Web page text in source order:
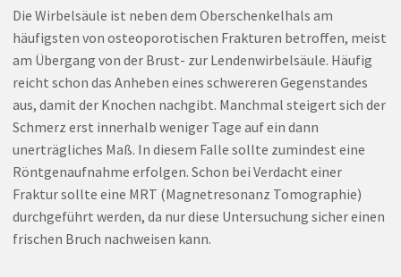
Die Wirbelsäule ist neben dem Oberschenkelhals am
häufigsten von osteoporotischen Frakturen betroffen, meist
am Übergang von der Brust- zur Lendenwirbelsäule. Häufig
reicht schon das Anheben eines schwereren Gegenstandes
aus, damit der Knochen nachgibt. Manchmal steigert sich der
Schmerz erst innerhalb weniger Tage auf ein dann
unerträgliches Maß. In diesem Falle sollte zumindest eine
Röntgenaufnahme erfolgen. Schon bei Verdacht einer
Fraktur sollte eine MRT (Magnetresonanz Tomographie)
durchgeführt werden, da nur diese Untersuchung sicher einen
frischen Bruch nachweisen kann.